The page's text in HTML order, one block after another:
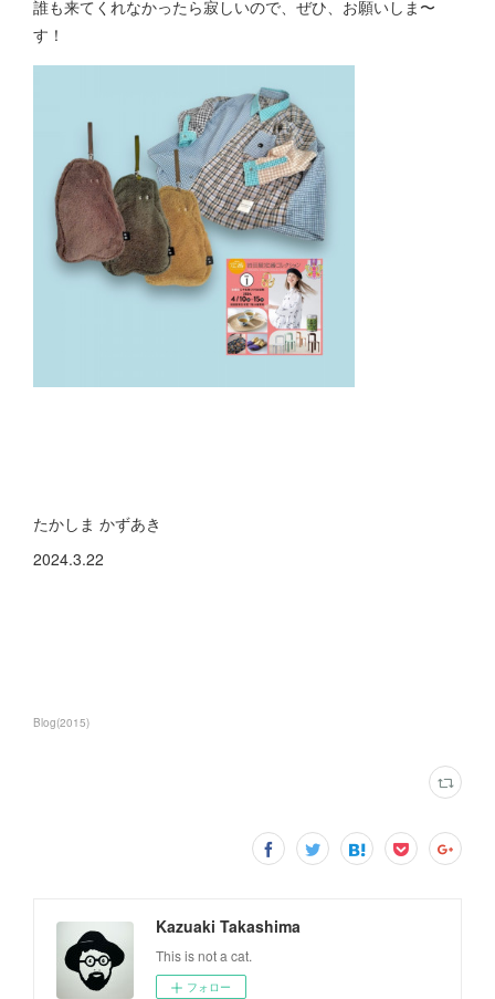
誰も来てくれなかったら寂しいので、ぜひ、お願いしま〜
す！
たかしま かずあき
2024.3.22
Blog(2015)
Kazuaki Takashima
This is not a cat.
フォロー